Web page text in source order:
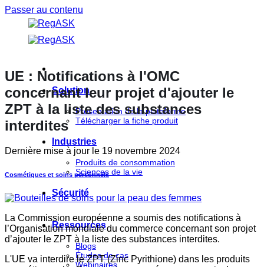
Passer au contenu
Solution
Présentation de la plateforme
Télécharger la fiche produit
Industries
Produits de consommation
Sciences de la vie
Sécurité
Ressources
Blogs
Études de cas
Webinaires
UE : Notifications à l'OMC
concernant leur projet d'ajouter le
ZPT à la liste des substances
interdites
Dernière mise à jour le 19 novembre 2024
Cosmétiques et soins personnels
La Commission européenne a soumis des notifications à
l’Organisation mondiale du commerce concernant son projet
d’ajouter le ZPT à la liste des substances interdites.
L'UE va interdire le ZPT (Zinc Pyrithione) dans les produits